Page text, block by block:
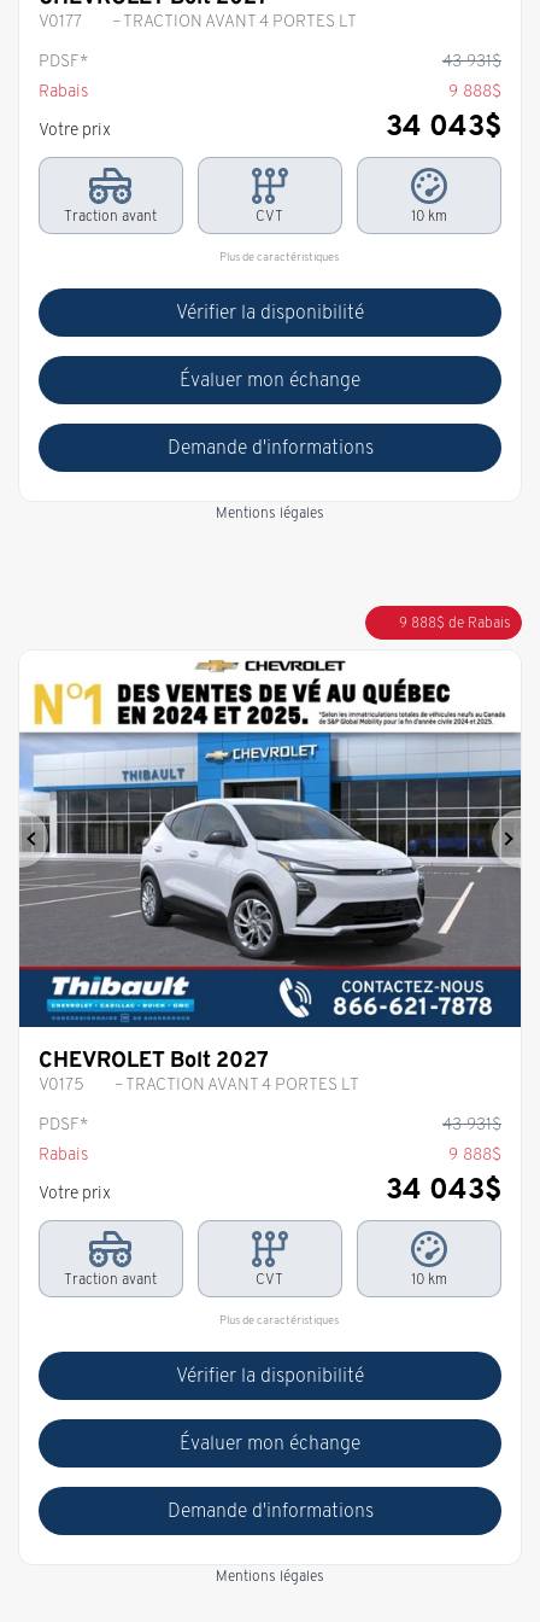
V0177
– TRACTION AVANT 4 PORTES LT
PDSF*
43 931$
Rabais
9 888$
Votre prix
34 043$
Traction avant CVT 10 km
Plus de caractéristiques
Vérifier la disponibilité
Évaluer mon échange
Demande d'informations
Mentions légales
9 888$ de Rabais
Précédent
CHEVROLET Bolt 2027
V0175
– TRACTION AVANT 4 PORTES LT
PDSF*
43 931$
Rabais
9 888$
Votre prix
34 043$
Traction avant CVT 10 km
Plus de caractéristiques
Vérifier la disponibilité
Évaluer mon échange
Demande d'informations
Mentions légales